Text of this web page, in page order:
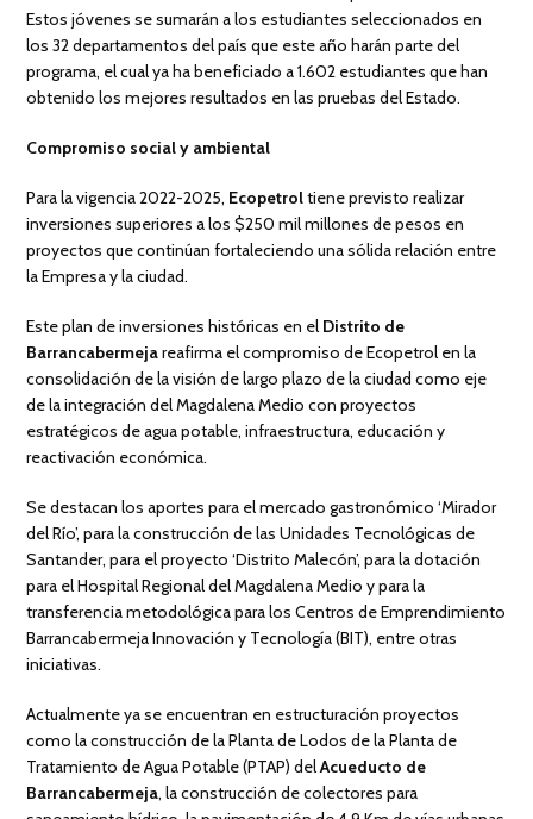
Estos jóvenes se sumarán a los estudiantes seleccionados en
los 32 departamentos del país que este año harán parte del
programa, el cual ya ha beneficiado a 1.602 estudiantes que han
obtenido los mejores resultados en las pruebas del Estado.
Compromiso social y ambiental
Para la vigencia 2022-2025, Ecopetroltiene previsto realizar
inversiones superiores a los $250 mil millones de pesos en
proyectos que continúan fortaleciendo una sólida relación entre
la Empresa y la ciudad.
Este plan de inversiones históricas en el Distrito de
Barrancabermejareafirma el compromiso de Ecopetrol en la
consolidación de la visión de largo plazo de la ciudad como eje
de la integración del Magdalena Medio con proyectos
estratégicos de agua potable, infraestructura, educación y
reactivación económica.
Se destacan los aportes para el mercado gastronómico ‘Mirador
del Río’, para la construcción de las Unidades Tecnológicas de
Santander, para el proyecto ‘Distrito Malecón’, para la dotación
para el Hospital Regional del Magdalena Medio y para la
transferencia metodológica para los Centros de Emprendimiento
Barrancabermeja Innovación y Tecnología (BIT), entre otras
iniciativas.
Actualmente ya se encuentran en estructuración proyectos
como la construcción de la Planta de Lodos de la Planta de
Tratamiento de Agua Potable (PTAP) delAcueducto de
Barrancabermeja, la construcción de colectores para